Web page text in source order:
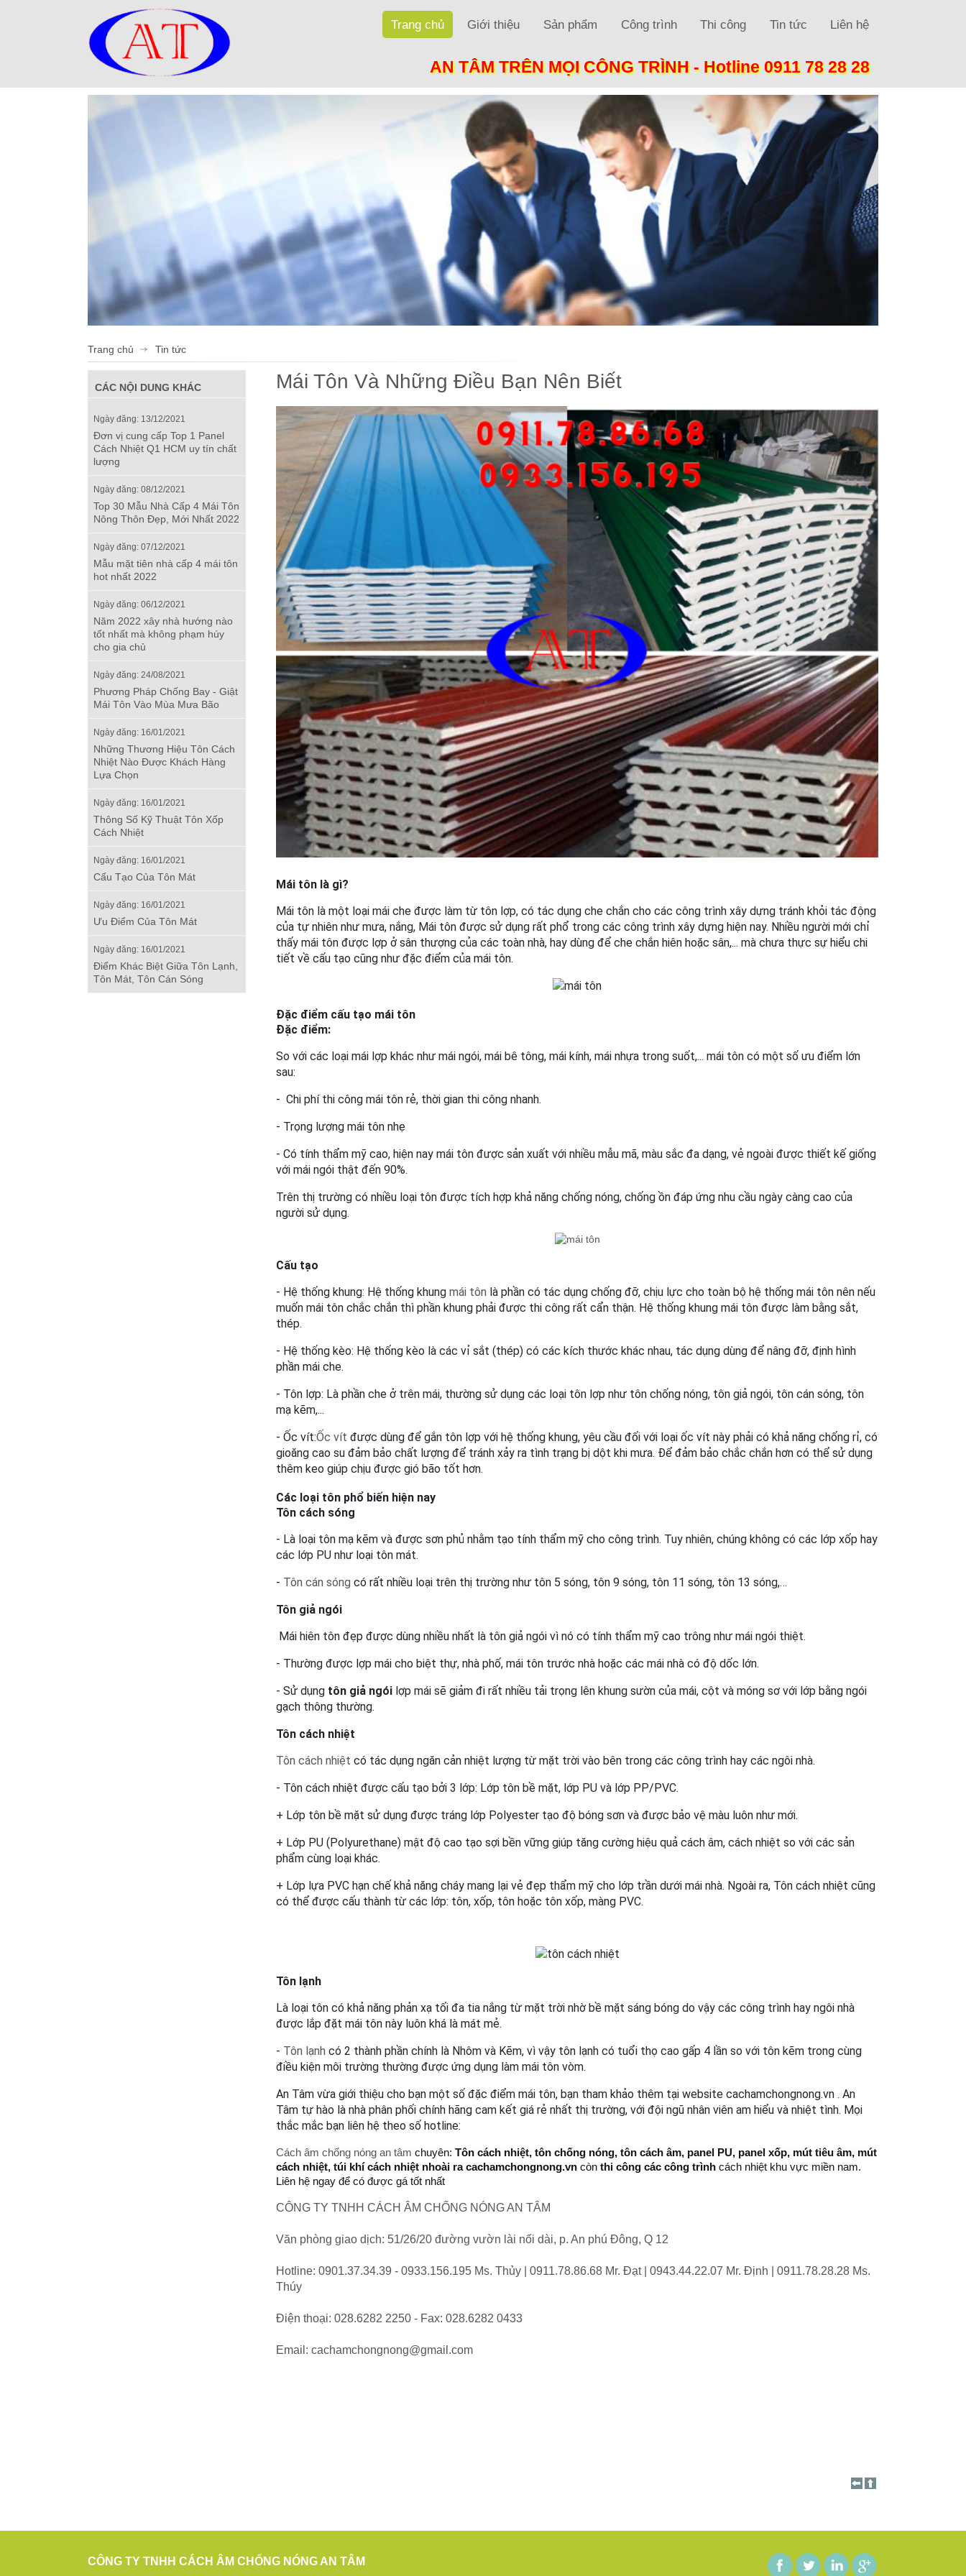
Trang chủ Giới thiệu Sản phẩm Công trình Thi công Tin tức Liên hệ
AN TÂM TRÊN MỌI CÔNG TRÌNH -Hotline 0911 78 28 28
Trang chủ Tin tức
Mái Tôn Và Những Điều Bạn Nên Biết
Mái tôn là gì?
Mái tôn là một loại mái che được làm từ tôn lợp, có tác dụng che chắn cho các công trình xây dựng tránh khỏi tác động
của tự nhiên như mưa, nắng, Mái tôn được sử dụng rất phổ trong các công trình xây dựng hiện nay. Nhiều người mới chỉ
thấy mái tôn được lợp ở sân thượng của các toàn nhà, hay dùng để che chắn hiên hoặc sân,... mà chưa thực sự hiểu chi
tiết về cấu tạo cũng như đặc điểm của mái tôn.
Đặc điểm cấu tạo mái tôn
Đặc điểm:
So với các loại mái lợp khác như mái ngói, mái bê tông, mái kính, mái nhựa trong suốt,... mái tôn có một số ưu điểm lớn
sau:
-  Chi phí thi công mái tôn rẻ, thời gian thi công nhanh.
- Trọng lượng mái tôn nhẹ
- Có tính thẩm mỹ cao, hiện nay mái tôn được sản xuất với nhiều mẫu mã, màu sắc đa dạng, vẻ ngoài được thiết kế giống
với mái ngói thật đến 90%.
Trên thị trường có nhiều loại tôn được tích hợp khả năng chống nóng, chống ồn đáp ứng nhu cầu ngày càng cao của
người sử dụng.
Cấu tạo
- Hệ thống khung: Hệ thống khung mái tôn là phần có tác dụng chống đỡ, chịu lực cho toàn bộ hệ thống mái tôn nên nếu
muốn mái tôn chắc chắn thì phần khung phải được thi công rất cẩn thận. Hệ thống khung mái tôn được làm bằng sắt,
thép.
- Hệ thống kèo: Hệ thống kèo là các vỉ sắt (thép) có các kích thước khác nhau, tác dụng dùng để nâng đỡ, định hình
phần mái che.
- Tôn lợp: Là phần che ở trên mái, thường sử dụng các loại tôn lợp như tôn chống nóng, tôn giả ngói, tôn cán sóng, tôn
mạ kẽm,...
- Ốc vít:Ốc vít được dùng để gắn tôn lợp với hệ thống khung, yêu cầu đối với loại ốc vít này phải có khả năng chống rỉ, có
gioăng cao su đảm bảo chất lượng để tránh xảy ra tình trạng bị dột khi mưa. Để đảm bảo chắc chắn hơn có thể sử dụng
thêm keo giúp chịu được gió bão tốt hơn.
Các loại tôn phổ biến hiện nay
Tôn cách sóng
- Là loại tôn mạ kẽm và được sơn phủ nhằm tạo tính thẩm mỹ cho công trình. Tuy nhiên, chúng không có các lớp xốp hay
các lớp PU như loại tôn mát.
- Tôn cán sóng có rất nhiều loại trên thị trường như tôn 5 sóng, tôn 9 sóng, tôn 11 sóng, tôn 13 sóng,…
Tôn giả ngói
Mái hiên tôn đẹp được dùng nhiều nhất là tôn giả ngói vì nó có tính thẩm mỹ cao trông như mái ngói thiệt.
- Thường được lợp mái cho biệt thự, nhà phố, mái tôn trước nhà hoặc các mái nhà có độ dốc lớn.
- Sử dụng tôn giả ngói lợp mái sẽ giảm đi rất nhiều tải trọng lên khung sườn của mái, cột và móng sơ với lớp bằng ngói
gạch thông thường.
Tôn cách nhiệt
Tôn cách nhiệt có tác dụng ngăn cản nhiệt lượng từ mặt trời vào bên trong các công trình hay các ngôi nhà.
- Tôn cách nhiệt được cấu tạo bởi 3 lớp: Lớp tôn bề mặt, lớp PU và lớp PP/PVC.
+ Lớp tôn bề mặt sử dụng được tráng lớp Polyester tạo độ bóng sơn và được bảo vệ màu luôn như mới.
+ Lớp PU (Polyurethane) mật độ cao tạo sợi bền vững giúp tăng cường hiệu quả cách âm, cách nhiệt so với các sản
phẩm cùng loại khác.
+ Lớp lựa PVC hạn chế khả năng cháy mang lại vẻ đẹp thẩm mỹ cho lớp trần dưới mái nhà. Ngoài ra, Tôn cách nhiệt cũng
có thể được cấu thành từ các lớp: tôn, xốp, tôn hoặc tôn xốp, màng PVC.
Tôn lạnh
Là loại tôn có khả năng phản xạ tối đa tia nắng từ mặt trời nhờ bề mặt sáng bóng do vậy các công trình hay ngôi nhà
được lắp đặt mái tôn này luôn khá là mát mẻ.
- Tôn lạnh có 2 thành phần chính là Nhôm và Kẽm, vì vậy tôn lạnh có tuổi thọ cao gấp 4 lần so với tôn kẽm trong cùng
điều kiện môi trường thường được ứng dụng làm mái tôn vòm.
An Tâm vừa giới thiệu cho bạn một số đặc điểm mái tôn, bạn tham khảo thêm tại website cachamchongnong.vn . An
Tâm tự hào là nhà phân phối chính hãng cam kết giá rẻ nhất thị trường, với đội ngũ nhân viên am hiểu và nhiệt tình. Mọi
thắc mắc bạn liên hệ theo số hotline:
Cách âm chống nóng an tâm chuyên: Tôn cách nhiệt, tôn chống nóng, tôn cách âm, panel PU, panel xốp, mút tiêu âm, mút
cách nhiệt, túi khí cách nhiệt nhoài ra cachamchongnong.vn còn thi công các công trình cách nhiệt khu vực miền nam.
Liên hệ ngay để có được gá tốt nhất
CÔNG TY TNHH CÁCH ÂM CHỐNG NÓNG AN TÂM
Văn phòng giao dịch: 51/26/20 đường vườn lài nối dài, p. An phú Đông, Q 12
Hotline: 0901.37.34.39 - 0933.156.195 Ms. Thủy | 0911.78.86.68 Mr. Đạt | 0943.44.22.07 Mr. Định | 0911.78.28.28 Ms.
Thúy
Điện thoại: 028.6282 2250 - Fax: 028.6282 0433
Email: cachamchongnong@gmail.com
CÁC NỘI DUNG KHÁC
Ngày đăng: 13/12/2021
Đơn vị cung cấp Top 1 Panel
Cách Nhiệt Q1 HCM uy tín chất
lượng
Ngày đăng: 08/12/2021
Top 30 Mẫu Nhà Cấp 4 Mái Tôn
Nông Thôn Đẹp, Mới Nhất 2022
Ngày đăng: 07/12/2021
Mẫu mặt tiên nhà cấp 4 mái tôn
hot nhất 2022
Ngày đăng: 06/12/2021
Năm 2022 xây nhà hướng nào
tốt nhất mà không phạm húy
cho gia chủ
Ngày đăng: 24/08/2021
Phương Pháp Chống Bay - Giật
Mái Tôn Vào Mùa Mưa Bão
Ngày đăng: 16/01/2021
Những Thương Hiệu Tôn Cách
Nhiệt Nào Được Khách Hàng
Lựa Chọn
Ngày đăng: 16/01/2021
Thông Số Kỹ Thuật Tôn Xốp
Cách Nhiệt
Ngày đăng: 16/01/2021
Cấu Tạo Của Tôn Mát
Ngày đăng: 16/01/2021
Ưu Điểm Của Tôn Mát
Ngày đăng: 16/01/2021
Điểm Khác Biệt Giữa Tôn Lạnh,
Tôn Mát, Tôn Cán Sóng
CÔNG TY TNHH CÁCH ÂM CHỐNG NÓNG AN TÂM